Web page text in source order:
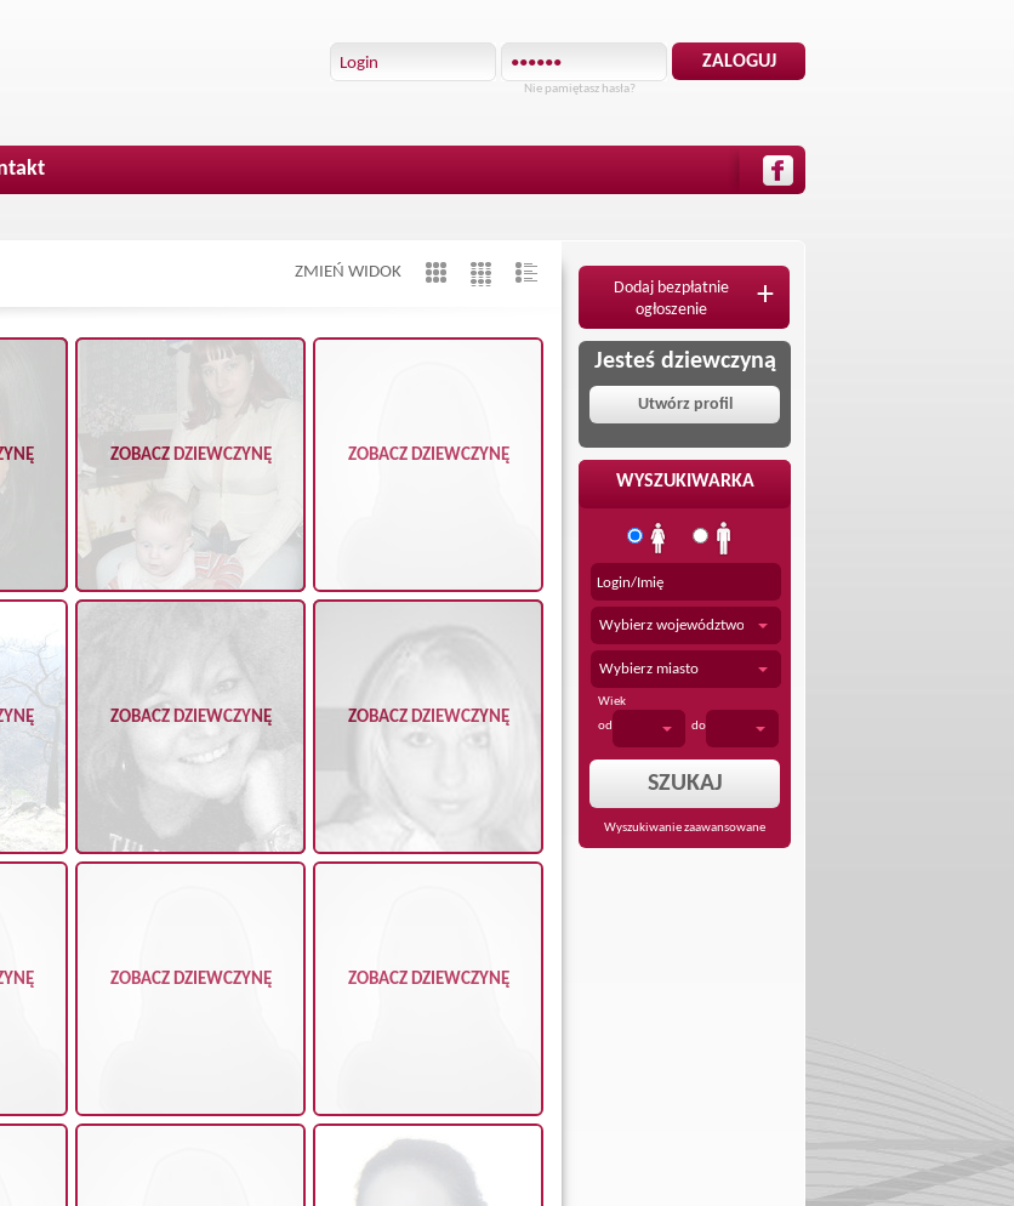
Nie pamiętasz hasła?
ZMIEŃ WIDOK
ZOBACZ DZIEWCZYNĘ ZOBACZ DZIEWCZYNĘ
ZOBACZ DZIEWCZYNĘ ZOBACZ DZIEWCZYNĘ
ZOBACZ DZIEWCZYNĘ ZOBACZ DZIEWCZYNĘ
Dodaj bezpłatnie
ogłoszenie
+
Jesteś dziewczyną
Utwórz profil
WYSZUKIWARKA
Wybierz województwo
Wybierz miasto
Wiek
od
do
Wyszukiwanie zaawansowane